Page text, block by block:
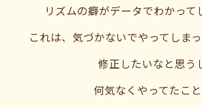
リズムの癖がデータでわかって
これは、気づかないでやってしま
修正したいなと思う
何気なくやってたこ